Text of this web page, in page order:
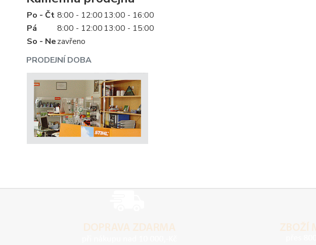
PRODEJNÍ DOBA
Po - Čt 8:00 - 12:00 13:00 - 16:00
Pá
8:00 - 12:00 13:00 - 15:00
So - Nezavřeno